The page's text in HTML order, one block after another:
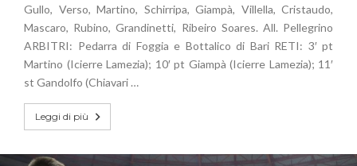
Gullo, Verso, Martino, Schirripa, Giampà, Villella, Cristaudo,
Mascaro, Rubino, Grandinetti, Ribeiro Soares. All. Pellegrino
ARBITRI: Pedarra di Foggia e Bottalico di Bari RETI: 3′ pt
Martino (Icierre Lamezia); 10′ pt Giampà (Icierre Lamezia); 11′
st Gandolfo (Chiavari …
Leggi di più